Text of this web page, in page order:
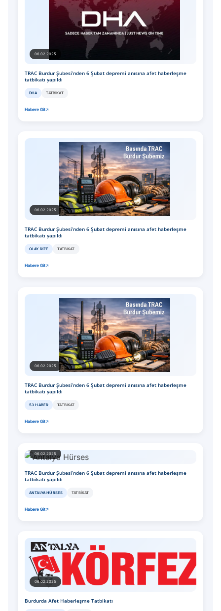
06.02.2025
TRAC Burdur Şubesi’nden 6 Şubat depremi anısına afet haberleşme
tatbikatı yapıldı
DHA TATBIKAT
Habere Git
06.02.2025
TRAC Burdur Şubesi’nden 6 Şubat depremi anısına afet haberleşme
tatbikatı yapıldı
OLAY RIZE TATBIKAT
Habere Git
06.02.2025
TRAC Burdur Şubesi’nden 6 Şubat depremi anısına afet haberleşme
tatbikatı yapıldı
53 HABER TATBIKAT
Habere Git
06.02.2025
TRAC Burdur Şubesi’nden 6 Şubat depremi anısına afet haberleşme
tatbikatı yapıldı
ANTALYA HÜRSES TATBIKAT
Habere Git
06.02.2025
Burdurda Afet Haberleşme Tatbikatı